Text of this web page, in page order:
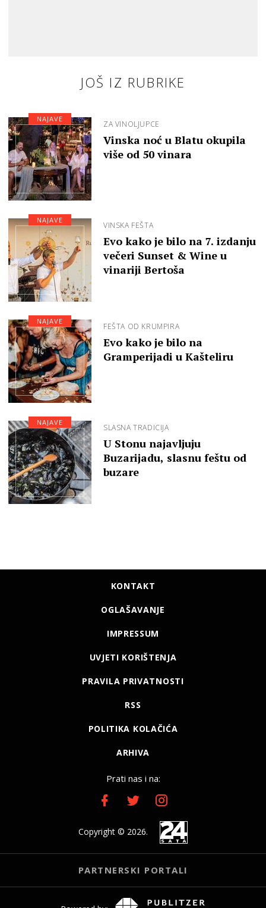
JOŠ IZ RUBRIKE
ZA VINOLJUPCE
Vinska noć u Blatu okupila
više od 50 vinara
NAJAVE
VINSKA FEŠTA
Evo kako je bilo na 7. izdanju
večeri Sunset & Wine u
vinariji Bertoša
NAJAVE
FEŠTA OD KRUMPIRA
Evo kako je bilo na
Gramperijadi u Kašteliru
NAJAVE
SLASNA TRADICIJA
U Stonu najavljuju
Buzarijadu, slasnu feštu od
buzare
NAJAVE
KONTAKT
OGLAŠAVANJE
IMPRESSUM
UVJETI KORIŠTENJA
PRAVILA PRIVATNOSTI
RSS
POLITIKA KOLAČIĆA
ARHIVA
Prati nas i na:
Copyright © 2026.
PARTNERSKI PORTALI